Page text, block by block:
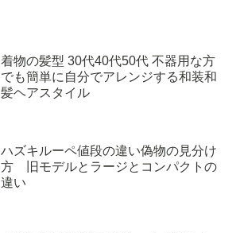
着物の髪型 30代40代50代 不器用な方
でも簡単に自分でアレンジする和装和
髪ヘアスタイル
ハズキルーペ値段の違い偽物の見分け
方 旧モデルとラージとコンパクトの
違い